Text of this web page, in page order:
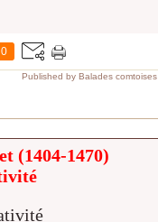
0
Published by Balades comtoises
(1404-1470)